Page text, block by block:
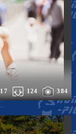
384
124
17